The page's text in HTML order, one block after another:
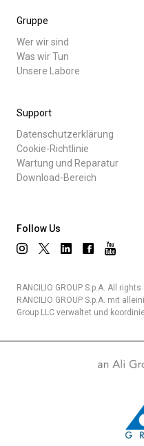
Gruppe
Wer wir sind
Was wir Tun
Unsere Labore
Support
Datenschutzerklärung
Cookie-Richtlinie
Wartung und Reparatur
Download-Bereich
Follow Us
RANCILIO GROUP S.p.A. All
RANCILIO GROUP S.p.A. mit
Group LLC verwaltet und